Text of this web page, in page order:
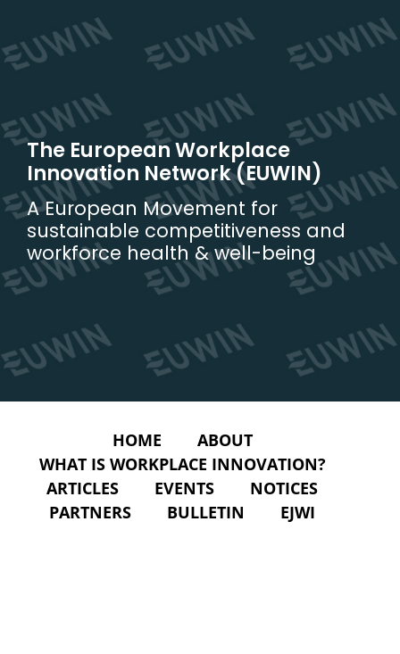
content
The European Workplace
Innovation Network (EUWIN)
A European Movement for
sustainable competitiveness and
workforce health & well-being
HOME
ABOUT
WHAT IS WORKPLACE INNOVATION?
ARTICLES
EVENTS
NOTICES
PARTNERS
BULLETIN EJWI